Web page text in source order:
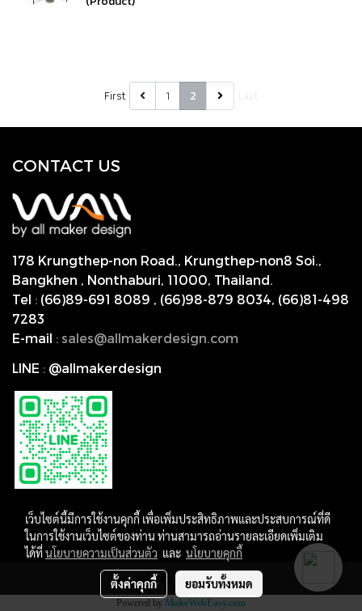
First 1 2
CONTACT US
178 Krungthep-non Road., Krungthep-non8 Soi.,
Bangkhen , Nonthaburi, 11000, Thailand.
Tel : (66)89-691 8089 , (66)98-879 8034, (66)81-498
7283
E-mail : sales@allmakerdesign.com
LINE : @allmakerdesign
Copyright by allmakerdesign
Powered by MakeWebEasy.com
เว็บไซต์นี้มีการใช้งานคุกกี้ เพื่อเพิ่มประสิทธิภาพและประสบการณ์ที่ดี
ในการใช้งานเว็บไซต์ของท่าน ท่านสามารถอ่านรายละเอียดเพิ่มเติม
ได้ที่นโยบายความเป็นส่วนตัว และ นโยบายคุกกี้
ตั้งค่าคุกกี้ ยอมรับทั้งหมด